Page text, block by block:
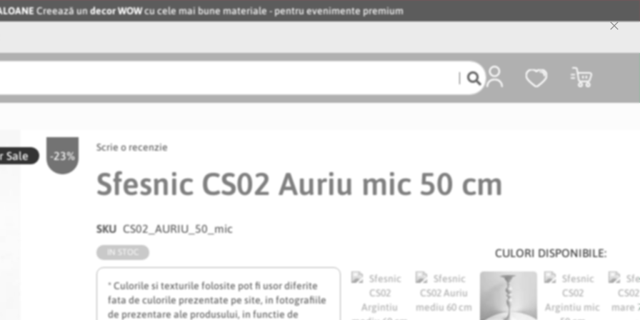
Creează undecor WOWcu cele mai bune materiale - pentru evenimente premium
Coșul meu
-23%
Sale
Scrie o recenzie
Sfesnic CS02 Auriu mic 50 cm
SKU CS02_AURIU_50_mic
* Culorile si texturile folosite pot fi usor diferite
fata de culorile prezentate pe site, in fotografiile
de prezentare ale produsului, in functie de
CULORI DISPONIBILE: